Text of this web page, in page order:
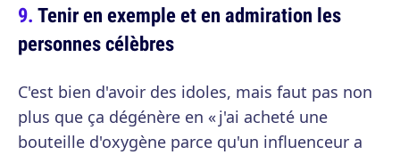
Tenir en exemple et en admiration les
personnes célèbres
C'est bien d'avoir des idoles, mais faut pas non
plus que ça dégénère en « j'ai acheté une
bouteille d'oxygène parce qu'un influenceur a